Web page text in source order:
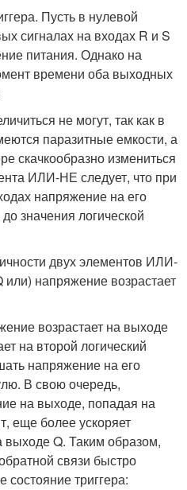
Пусть в нулевой
сигналах на входах R и S
питания. Однако на
времени оба выходных
не могут, так как в
паразитные емкости, а
скачкообразно измениться
ИЛИ-НЕ следует, что при
напряжение на его
значения логической
двух элементов ИЛИ-
или) напряжение возрастает
возрастает на выходе
на второй логический
напряжение на его
В свою очередь,
на выходе, попадая на
еще более ускоряет
Q. Таким образом,
связи быстро
состояние триггера: